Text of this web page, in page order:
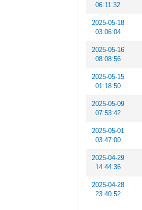
06:11:32
2025-05-18
03:06:04
2025-05-16
08:08:56
2025-05-15
01:18:50
2025-05-09
07:53:42
2025-05-01
03:47:00
2025-04-29
14:44:36
2025-04-28
23:40:52